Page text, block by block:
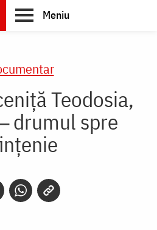
Meniu
Teodosia,
drumul spre